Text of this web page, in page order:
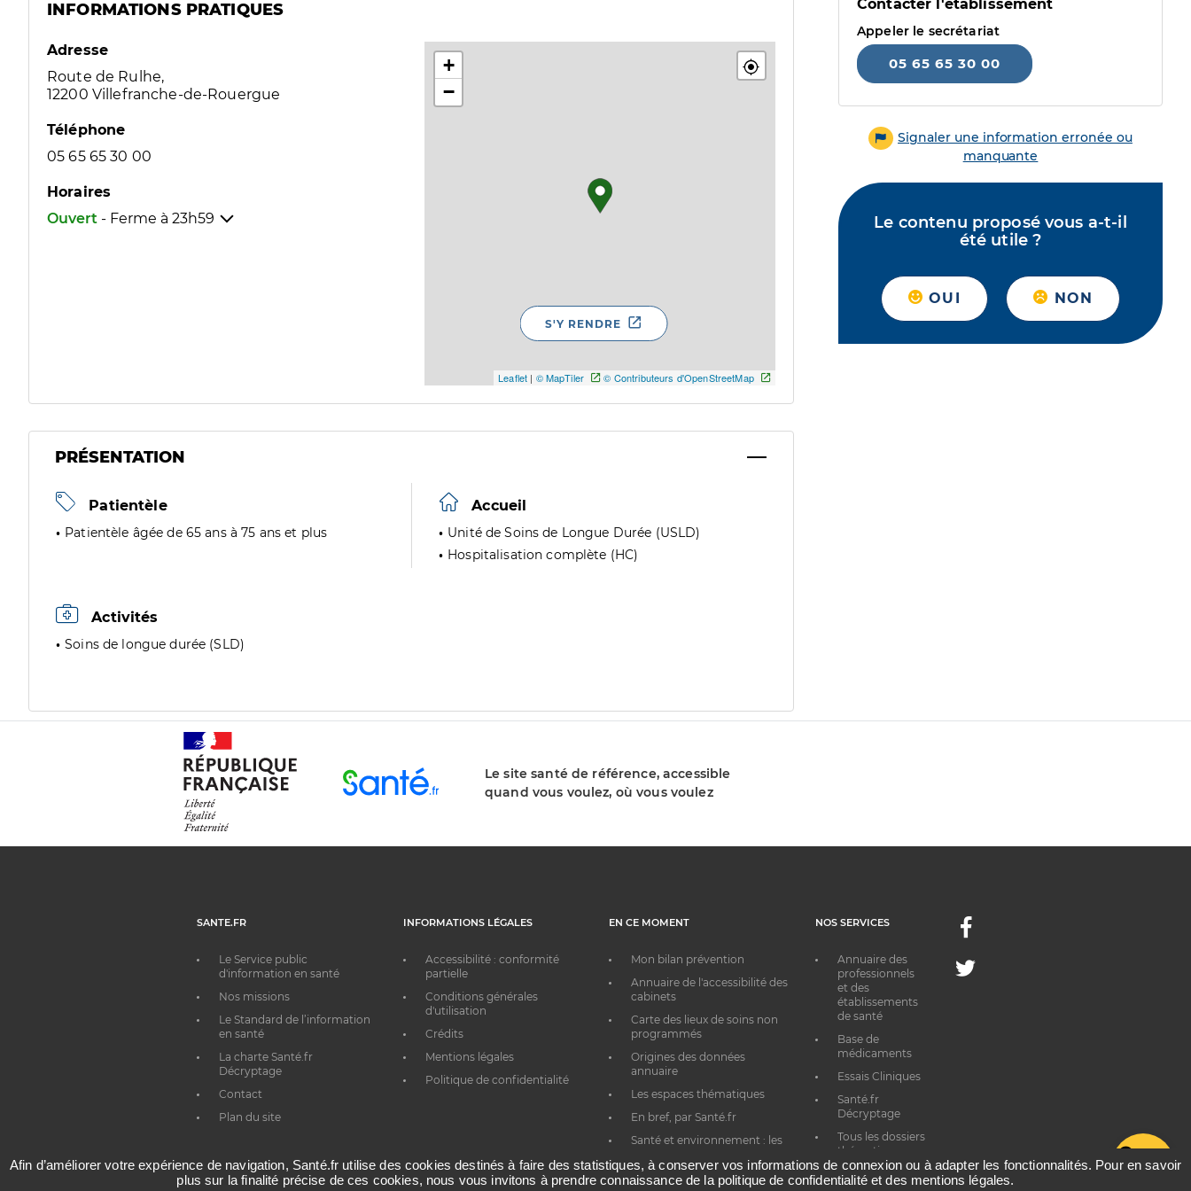
INFORMATIONS PRATIQUES
Adresse
Route de Rulhe,
12200 Villefranche-de-Rouergue
Téléphone
05 65 65 30 00
Horaires
Ouvert - Ferme à 23h59
+
−
Leaflet | © MapTiler © Contributeurs d'OpenStreetMap
S'Y RENDRE
PRÉSENTATION
Patientèle
Patientèle âgée de 65 ans à 75 ans et plus
Accueil
Unité de Soins de Longue Durée (USLD)
Hospitalisation complète (HC)
Activités
Soins de longue durée (SLD)
Contacter l'établissement
Appeler le secrétariat
05 65 65 30 00
Signaler une information erronée ou
manquante
Le contenu proposé vous a-t-il
été utile ?
OUI NON
Le site santé de référence, accessible
quand vous voulez, où vous voulez
SANTE.FR
Le Service public
d'information en santé
Nos missions
Le Standard de l’information
en santé
La charte Santé.fr
Décryptage
Contact
Plan du site
INFORMATIONS LÉGALES
Accessibilité : conformité
partielle
Conditions générales
d'utilisation
Crédits
Mentions légales
Politique de confidentialité
EN CE MOMENT
Mon bilan prévention
Annuaire de l'accessibilité des
cabinets
Carte des lieux de soins non
programmés
Origines des données
annuaire
Les espaces thématiques
En bref, par Santé.fr
Santé et environnement : les
NOS SERVICES
Annuaire des
professionnels
et des
établissements
de santé
Base de
médicaments
Essais Cliniques
Santé.fr
Décryptage
Tous les dossiers
thématiques
Facebook
Twitter
Afin d’améliorer votre expérience de navigation, Santé.fr utilise des cookies destinés à faire des statistiques, à conserver vos informations de connexion ou à adapter les fonctionnalités. Pour en savoir
plus sur la finalité précise de ces cookies, nous vous invitons à prendre connaissance de la politique de confidentialité et des mentions légales.